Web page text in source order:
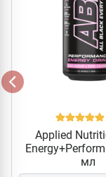
Applied
мл